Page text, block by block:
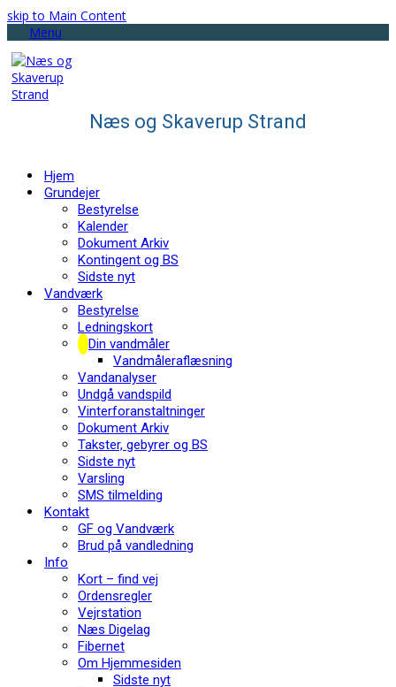
skip to Main Content
Menu
Næs og Skaverup Strand
Hjem
Grundejer
Bestyrelse
Kalender
Dokument Arkiv
Kontingent og BS
Sidste nyt
Vandværk
Bestyrelse
Ledningskort
Din vandmåler
Vandmåleraflæsning
Vandanalyser
Undgå vandspild
Vinterforanstaltninger
Dokument Arkiv
Takster, gebyrer og BS
Sidste nyt
Varsling
SMS tilmelding
Kontakt
GF og Vandværk
Brud på vandledning
Info
Kort – find vej
Ordensregler
Vejrstation
Næs Digelag
Fibernet
Om Hjemmesiden
Sidste nyt